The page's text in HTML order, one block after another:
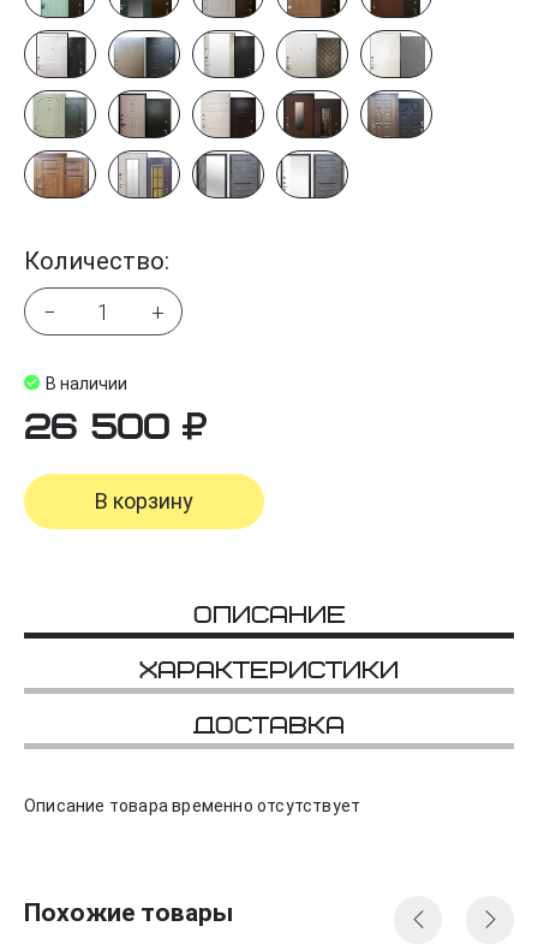
Количество:
− +
В наличии
26 500
В корзину
Описание
Характеристики
Доставка
Описание товара временно отсутствует
Похожие товары